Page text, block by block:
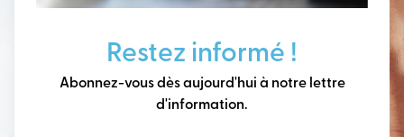
Restez informé !
Abonnez-vous dès aujourd'hui à notre lettre
d'information.
construire notre avenir